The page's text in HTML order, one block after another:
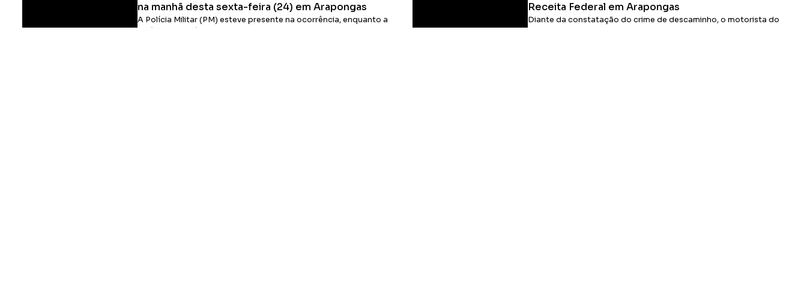
na manhã desta sexta-feira (24) em Arapongas
A Polícia Militar (PM) esteve presente na ocorrência, enquanto a
Receita Federal em Arapongas
Diante da constatação do crime de descaminho, o motorista do